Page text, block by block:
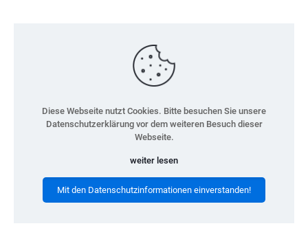
Diese Webseite nutzt Cookies. Bitte besuchen Sie unsere
Datenschutzerklärung vor dem weiteren Besuch dieser
Webseite.
weiter lesen
Mit den Datenschutzinformationen einverstanden!